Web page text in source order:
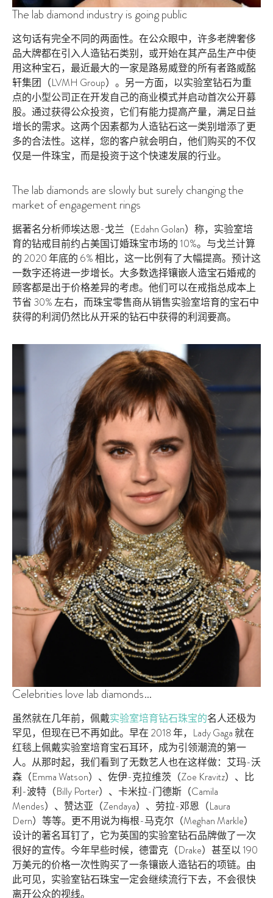
The lab diamond industry is going public
这句话有完全不同的两面性。在公众眼中，许多老牌奢侈
品大牌都在引入人造钻石类别，或开始在其产品生产中使
用这种宝石，最近最大的一家是路易威登的所有者路威酩
轩集团（LVMH Group）。另一方面，以实验室钻石为重
点的小型公司正在开发自己的商业模式并启动首次公开募
股。通过获得公众投资，它们有能力提高产量，满足日益
增长的需求。这两个因素都为人造钻石这一类别增添了更
多的合法性。这样，您的客户就会明白，他们购买的不仅
仅是一件珠宝，而是投资于这个快速发展的行业。
The lab diamonds are slowly but surely changing the
market of engagement rings
据著名分析师埃达恩-戈兰（Edahn Golan）称，实验室培
育的钻戒目前约占美国订婚珠宝市场的 10%。与戈兰计算
的 2020 年底的 6% 相比，这一比例有了大幅提高。预计这
一数字还将进一步增长。大多数选择镶嵌人造宝石婚戒的
顾客都是出于价格差异的考虑。他们可以在戒指总成本上
节省 30% 左右，而珠宝零售商从销售实验室培育的宝石中
获得的利润仍然比从开采的钻石中获得的利润要高。
Celebrities love lab diamonds…
虽然就在几年前，佩戴实验室培育钻石珠宝的名人还极为
罕见，但现在已不再如此。早在 2018 年，Lady Gaga 就在
红毯上佩戴实验室培育宝石耳环，成为引领潮流的第一
人。从那时起，我们看到了无数艺人也在这样做：艾玛-沃
森（Emma Watson）、佐伊-克拉维茨（Zoe Kravitz）、比
利-波特（Billy Porter）、卡米拉-门德斯（Camila
Mendes）、赞达亚（Zendaya）、劳拉-邓恩（Laura
Dern）等等。更不用说为梅根-马克尔（Meghan Markle）
设计的著名耳钉了，它为英国的实验室钻石品牌做了一次
很好的宣传。今年早些时候，德雷克（Drake）甚至以 190
万美元的价格一次性购买了一条镶嵌人造钻石的项链。由
此可见，实验室钻石珠宝一定会继续流行下去，不会很快
离开公众的视线。